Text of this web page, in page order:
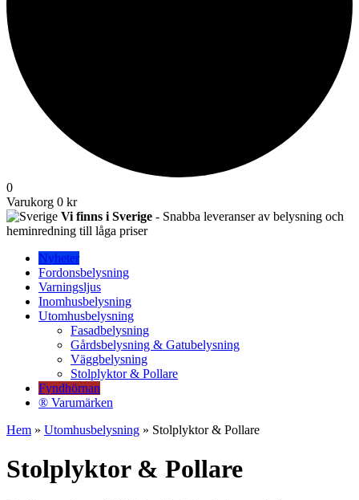
0
Varukorg 0 kr
Vi finns i Sverige - Snabba leveranser av belysning och
heminredning till låga priser
Nyheter
Fordonsbelysning
Varningsljus
Inomhusbelysning
Utomhusbelysning
Fasadbelysning
Gårdsbelysning & Gatubelysning
Väggbelysning
Stolplyktor & Pollare
Fyndhörnan
® Varumärken
Hem » Utomhusbelysning » Stolplyktor & Pollare
Stolplyktor & Pollare